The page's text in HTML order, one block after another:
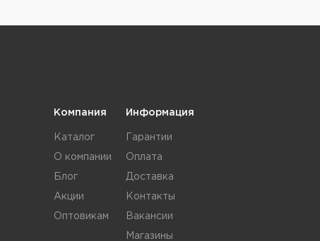
Компания
Каталог
О компании
Блог
Акции
Оптовикам
Информация
Гарантии
Оплата
Доставка
Контакты
Вакансии
Магазины